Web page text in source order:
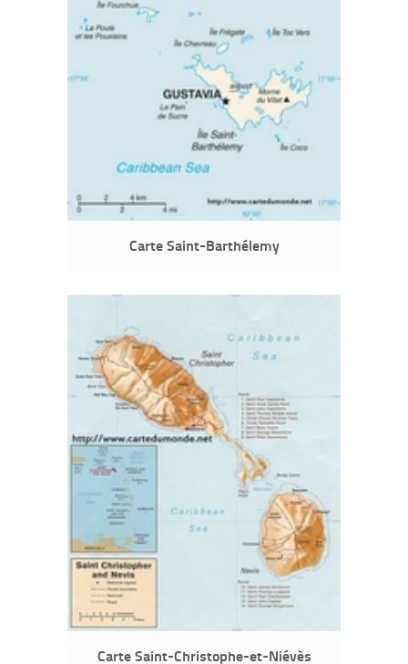
Carte Saint-Barthélemy
Carte Saint-Christophe-et-Niévès